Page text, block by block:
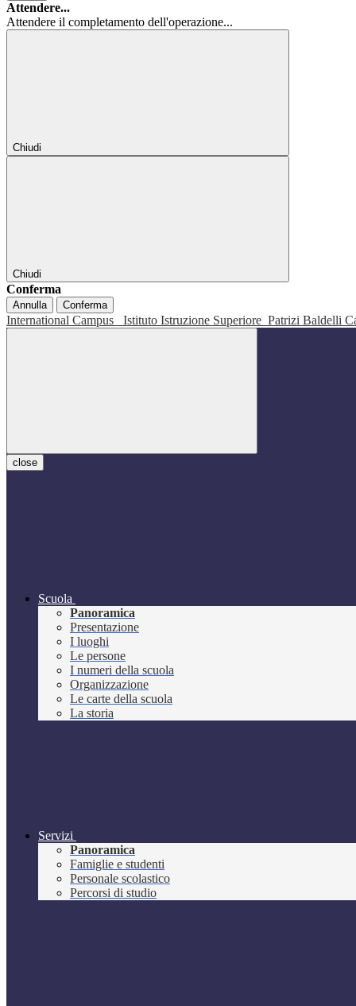
Attendere...
Attendere il completamento dell'operazione...
Chiudi
Chiudi
Conferma
Annulla Conferma
International Campus Istituto Istruzione Superiore Patrizi Baldelli
close
Scuola
Panoramica
Presentazione
I luoghi
Le persone
I numeri della scuola
Organizzazione
Le carte della scuola
La storia
Servizi
Panoramica
Famiglie e studenti
Personale scolastico
Percorsi di studio